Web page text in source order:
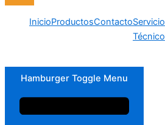
InicioProductosContactoServicio
Técnico
Hamburger Toggle Menu